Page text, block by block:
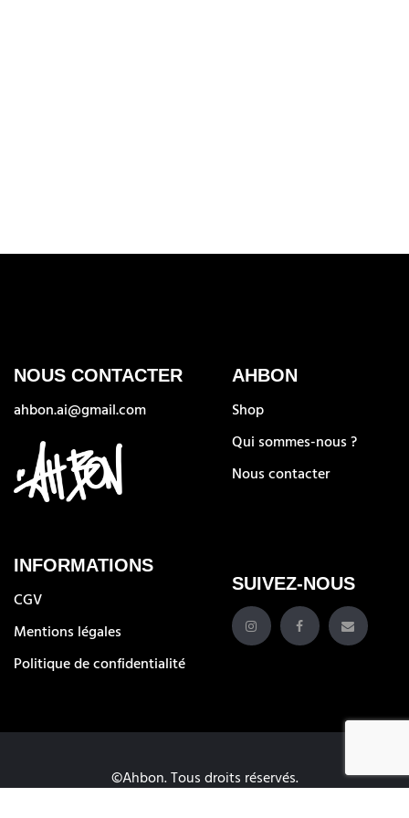
NOUS CONTACTER
ahbon.ai@gmail.com
AHBON
Shop
Qui sommes-nous ?
Nous contacter
INFORMATIONS
CGV
Mentions légales
Politique de confidentialité
SUIVEZ-NOUS
©Ahbon. Tous droits réservés.